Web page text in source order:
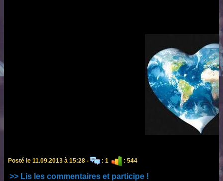
Posté le 11.09.2013 à 15:28 - : 1 : 544
>> Lis les commentaires et participe !